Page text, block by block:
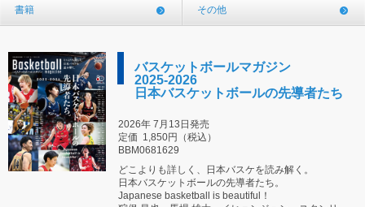
書籍 その他
バスケットボールマガジン
2025-2026
日本バスケットボールの先導者たち
2026年 7月13日発売
定価 1,850円（税込）
BBM0681629
どこよりも詳しく、日本バスケを読み解く。
日本バスケットボールの先導者たち。
Japanese basketball is beautiful！